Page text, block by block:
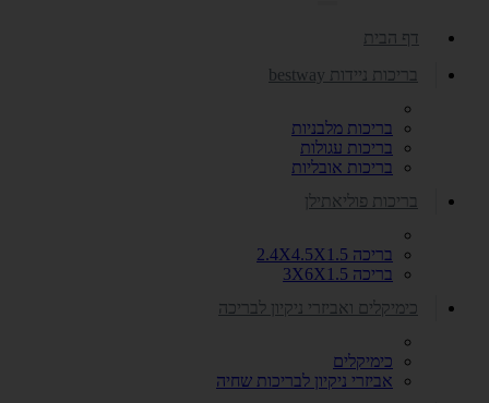
דף הבית
בריכות ניידות bestway
בריכות מלבניות
בריכות עגולות
בריכות אובליות
בריכות פוליאתילן
בריכה 2.4X4.5X1.5
בריכה 3X6X1.5
כימיקלים ואביזרי ניקיון לבריכה
כימיקלים
אביזרי ניקיון לבריכות שחיה